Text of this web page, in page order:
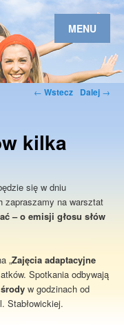
MENU
Nawigacja po
← Wstecz Dalej →
kilka
się w dniu
zapraszamy na warsztat
– o emisji głosu słów
„Zajęcia adaptacyjne
Spotkania odbywają
w godzinach od
Stabłowickiej.